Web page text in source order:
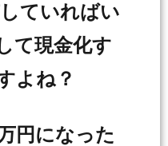
ていればい
て現金化す
よね？
円になった